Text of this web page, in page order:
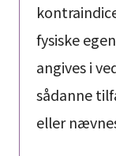
fysiske
angives i
sådanne
eller